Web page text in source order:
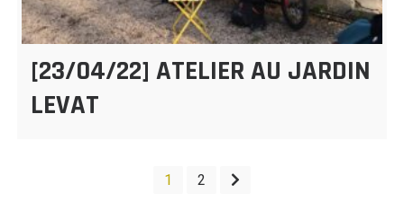
[23/04/22] ATELIER AU JARDIN
LEVAT
1 2